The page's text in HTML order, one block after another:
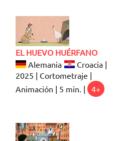
EL HUEVO HUÉRFANO
Alemania
Croacia |
2025 | Cortometraje |
Animación | 5 min. |
4+